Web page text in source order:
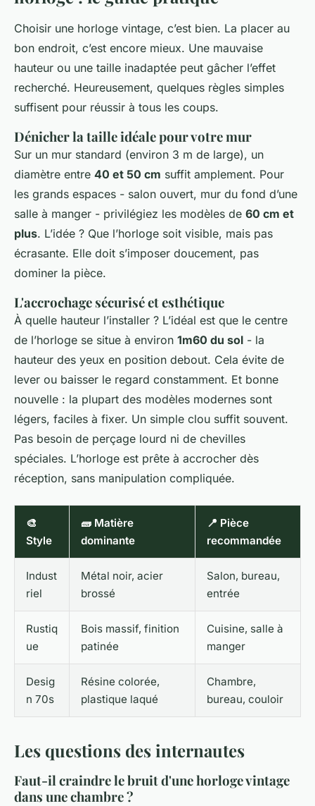
Choisir une horloge vintage, c’est bien. La placer au
bon endroit, c’est encore mieux. Une mauvaise
hauteur ou une taille inadaptée peut gâcher l’effet
recherché. Heureusement, quelques règles simples
suffisent pour réussir à tous les coups.
Dénicher la taille idéale pour votre mur
Sur un mur standard (environ 3 m de large), un
diamètre entre 40 et 50 cm suffit amplement. Pour
les grands espaces - salon ouvert, mur du fond d’une
salle à manger - privilégiez les modèles de 60 cm et
plus. L’idée ? Que l’horloge soit visible, mais pas
écrasante. Elle doit s’imposer doucement, pas
dominer la pièce.
L'accrochage sécurisé et esthétique
À quelle hauteur l’installer ? L’idéal est que le centre
de l’horloge se situe à environ 1m60 du sol - la
hauteur des yeux en position debout. Cela évite de
lever ou baisser le regard constamment. Et bonne
nouvelle : la plupart des modèles modernes sont
légers, faciles à fixer. Un simple clou suffit souvent.
Pas besoin de perçage lourd ni de chevilles
spéciales. L’horloge est prête à accrocher dès
réception, sans manipulation compliquée.
🎨
Style
🧱 Matière
dominante
📍 Pièce
recommandée
Indust
riel
Métal noir, acier
brossé
Salon, bureau,
entrée
Rustiq
ue
Bois massif, finition
patinée
Cuisine, salle à
manger
Desig
n 70s
Résine colorée,
plastique laqué
Chambre,
bureau, couloir
Les questions des internautes
Faut-il craindre le bruit d'une horloge vintage
dans une chambre ?